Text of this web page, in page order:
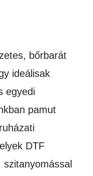
bőrbarát
ideálisak
egyedi
pamut
DTF